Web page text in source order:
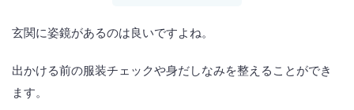
玄関に姿鏡があるのは良いですよね。
出かける前の服装チェックや身だしなみを整えることができ
ます。